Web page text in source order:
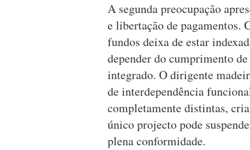
A segunda preocupação
e libertação de pagamentos.
fundos deixa de estar
depender do cumprimento
integrado. O dirigente
de interdependência
completamente distintas,
único projecto pode
plena conformidade.